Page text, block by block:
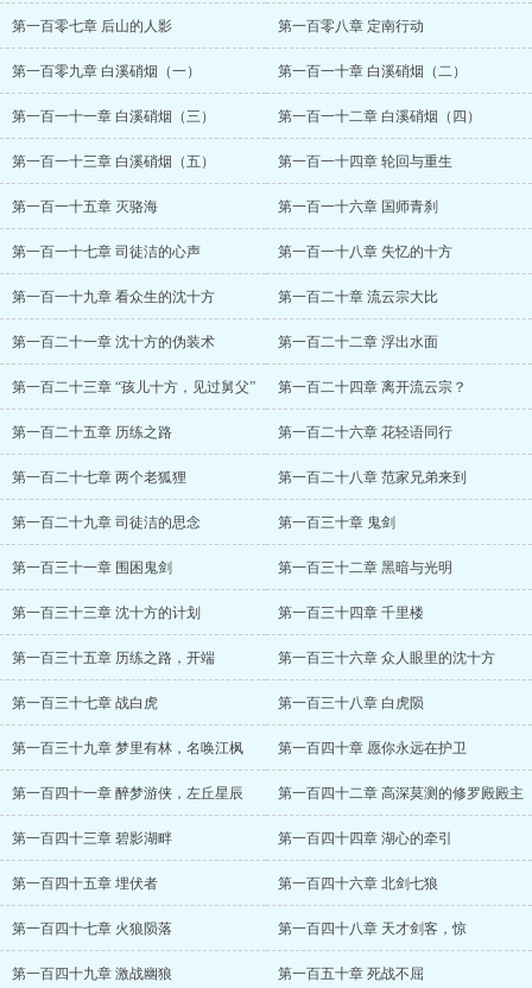
第一百零七章 后山的人影 第一百零八章 定南行动
第一百零九章 白溪硝烟（一） 第一百一十章 白溪硝烟（二）
第一百一十一章 白溪硝烟（三） 第一百一十二章 白溪硝烟（四）
第一百一十三章 白溪硝烟（五） 第一百一十四章 轮回与重生
第一百一十五章 灭骆海 第一百一十六章 国师青刹
第一百一十七章 司徒洁的心声 第一百一十八章 失忆的十方
第一百一十九章 看众生的沈十方 第一百二十章 流云宗大比
第一百二十一章 沈十方的伪装术 第一百二十二章 浮出水面
第一百二十三章 “孩儿十方，见过舅父” 第一百二十四章 离开流云宗？
第一百二十五章 历练之路 第一百二十六章 花轻语同行
第一百二十七章 两个老狐狸 第一百二十八章 范家兄弟来到
第一百二十九章 司徒洁的思念 第一百三十章 鬼剑
第一百三十一章 围困鬼剑 第一百三十二章 黑暗与光明
第一百三十三章 沈十方的计划 第一百三十四章 千里楼
第一百三十五章 历练之路，开端 第一百三十六章 众人眼里的沈十方
第一百三十七章 战白虎 第一百三十八章 白虎陨
第一百三十九章 梦里有林，名唤江枫 第一百四十章 愿你永远在护卫
第一百四十一章 醉梦游侠，左丘星辰 第一百四十二章 高深莫测的修罗殿殿主
第一百四十三章 碧影湖畔 第一百四十四章 湖心的牵引
第一百四十五章 埋伏者 第一百四十六章 北剑七狼
第一百四十七章 火狼陨落 第一百四十八章 天才剑客，惊
第一百四十九章 激战幽狼 第一百五十章 死战不屈